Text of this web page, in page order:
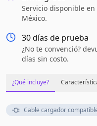
Servicio disponible
México.
30 días de prueba
¿No te convenció?
días sin costo.
¿Qué incluye?
Cable cargador